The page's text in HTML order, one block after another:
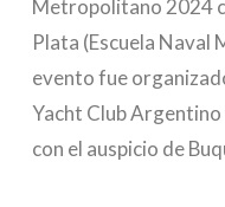
Metropolitano 2024
Plata (Escuela Naval
evento fue
Yacht Club Argentino
con el auspicio de